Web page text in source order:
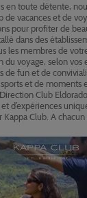
en toute détente,
de vacances et de
pour profiter de
dans des
les membres de
du voyage, selon vos
de fun et de
et de moments
Club
d’expériences
Kappa Club. A